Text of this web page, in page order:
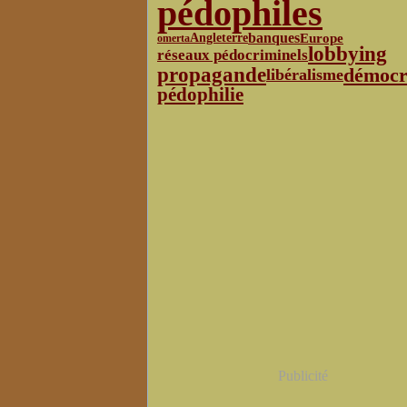
pédophiles
omertaAngleterrebanquesEurope
réseaux pédocriminelslobbying
propagandelibéralisme
pédophilie
Publicité